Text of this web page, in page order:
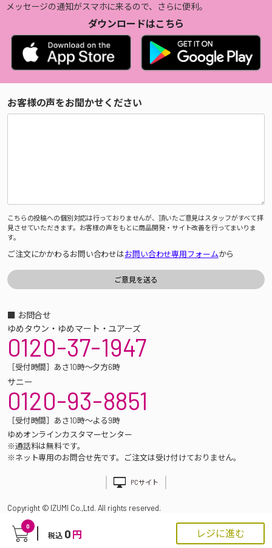
0
税込 0 円 レジに進む
メッセージの通知がスマホに来るので、さらに便利。
ダウンロードはこちら
お客様の声をお聞かせください
こちらの投稿への個別対応は行っておりませんが、頂いたご意見はスタッフがすべて拝
見させていただきます。お客様の声をもとに商品開発・サイト改善を行ってまいりま
す。
ご注文にかかわるお問い合わせはお問い合わせ専用フォームから
■ お問合せ
ゆめタウン・ゆめマート・ユアーズ
0120-37-1947
［受付時間］あさ10時～夕方6時
サニー
0120-93-8851
［受付時間］あさ10時～よる9時
ゆめオンラインカスタマーセンター
※通話料は無料です。
※ネット専用のお問合せ先です。ご注文は受け付けておりません。
PCサイト
Copyright © IZUMI Co.,Ltd. All rights reserved.